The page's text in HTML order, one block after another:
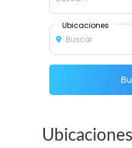
Ubicaciones
Buscar
Ubicaciones